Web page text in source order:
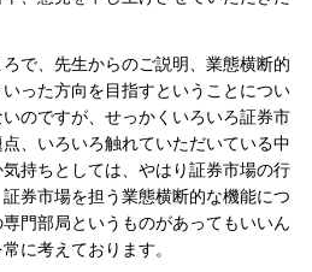
で、先生からのご説明、業態横断的
った方向を目指すということについ
のですが、せっかくいろいろ証券市
、いろいろ触れていただいている中
持ちとしては、やはり証券市場の行
券市場を担う業態横断的な機能につ
門部局というものがあってもいいん
に考えております。